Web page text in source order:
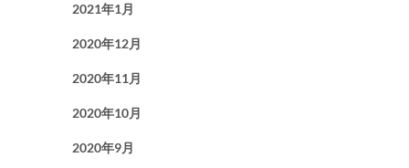
2021年1月
2020年12月
2020年11月
2020年10月
2020年9月